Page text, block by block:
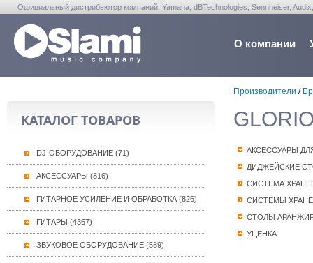
Официальный дистрибьютор компаний: Yamaha, dBTechnologies, Sennheiser,
О компании
КАТАЛОГ ТОВАРОВ
DJ-ОБОРУДОВАНИЕ (71)
АКСЕССУАРЫ (816)
ГИТАРНОЕ УСИЛЕНИЕ И ОБРАБОТКА (826)
ГИТАРЫ (4367)
ЗВУКОВОЕ ОБОРУДОВАНИЕ (589)
Производители /
АКСЕССУАРЫ
ДИДЖЕЙСКИЕ
СИСТЕМА
СИСТЕМЫ
СТОЛЫ
УЦЕНКА